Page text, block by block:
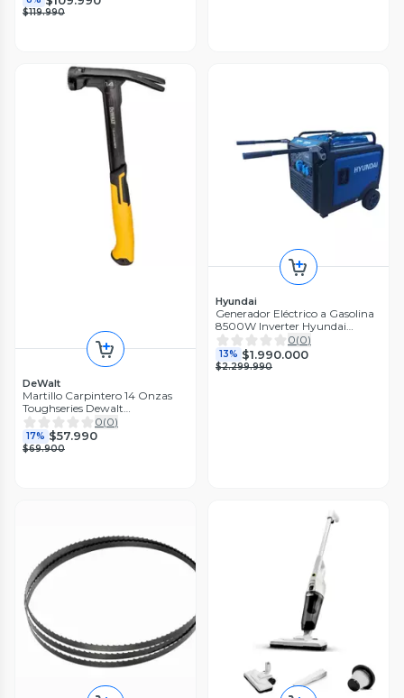
$119.990
DeWalt
Martillo Carpintero 14 Onzas
Toughseries Dewalt
DWHT51138X 0(0)
17% $57.990
$69.900
Hyundai
Generador Eléctrico a Gasolina
8500W Inverter Hyundai
82HYD8750IRD
0(0)
13% $1.990.000
$2.299.990